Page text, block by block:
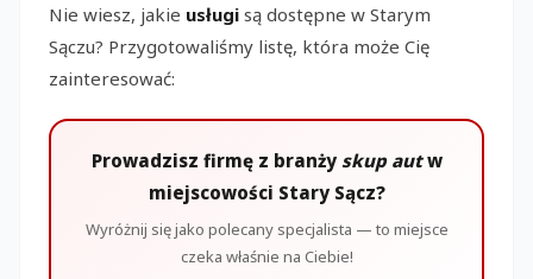
Nie wiesz, jakie usługi są dostępne w Starym
Sączu? Przygotowaliśmy listę, która może Cię
zainteresować:
Prowadzisz firmę z branży skup autw
miejscowości Stary Sącz?
Wyróżnij się jako polecany specjalista — to miejsce
czeka właśnie na Ciebie!